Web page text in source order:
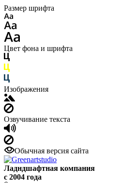
Размер шрифта
Цвет фона и шрифта
Изображения
Озвучивание текста
Обычная версия сайта
Ладндшафтная компания
с 2004 года